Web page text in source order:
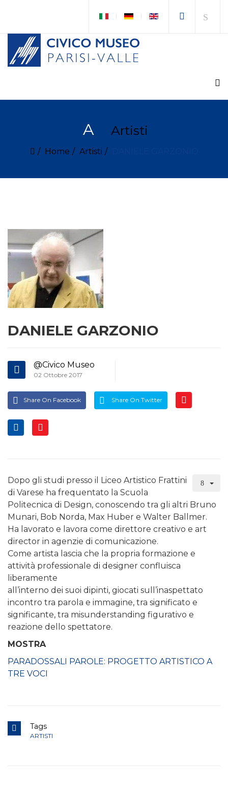
A Artisti
Home Artisti
DANIELE GARZONIO
@Civico Museo
02 Ottobre 2017
Share On Facebook Share On Twitter
Dopo gli studi presso il Liceo Artistico Frattini
di Varese ha frequentato la Scuola
Politecnica di Design, conoscendo tra gli altri Bruno
Munari, Bob Norda, Max Huber e Walter Ballmer.
Ha lavorato e lavora come direttore creativo e art
director in agenzie di comunicazione.
Come artista lascia che la propria formazione e
attività professionale di designer confluisca
liberamente
all’interno dei suoi dipinti, giocati sull’inaspettato
incontro tra parola e immagine, tra significato e
significante, tra misunderstanding figurativo e
reazione dello spettatore.
MOSTRA
PARADOSSALI PAROLE: PROGETTO ARTISTICO A
TRE VOCI
Tags
ARTISTI